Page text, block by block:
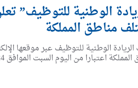
الوطنية للتوظيف”
مناطق المملكة
الريادة الوطنية للتوظيف عبر موقعها
من اليوم السبت الموافق 24-10-1442هـ ويكون التقديم من خلال الرابط(اضغط هنا) وذلك في عدد ...